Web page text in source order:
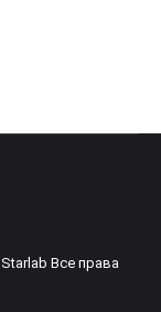
Starlab Все права